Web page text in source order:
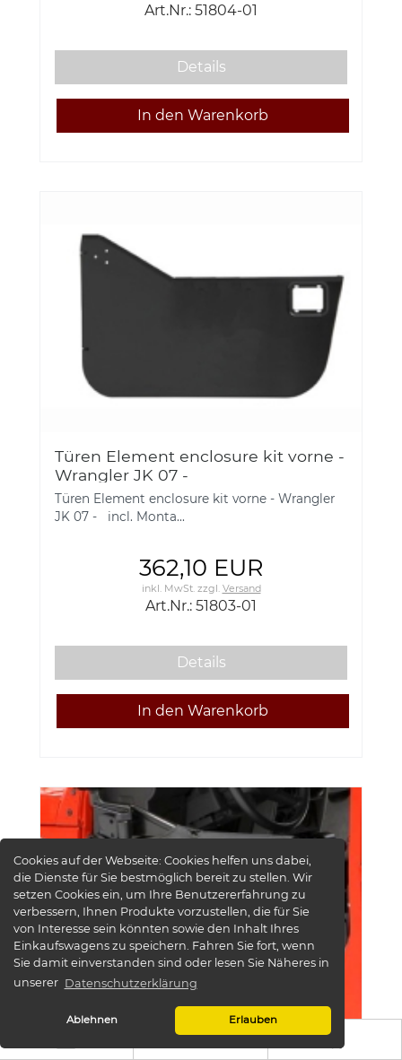
Cookies auf der Webseite:Cookies helfen uns dabei,
die Dienste für Sie bestmöglich bereit zu stellen. Wir
setzen Cookies ein, um Ihre Benutzererfahrung zu
verbessern, Ihnen Produkte vorzustellen, die für Sie
von Interesse sein könnten sowie den Inhalt Ihres
Einkaufswagens zu speichern. Fahren Sie fort, wenn
Sie damit einverstanden sind oder lesen Sie Näheres in
unserer Datenschutzerklärung
Ablehnen Erlauben
Art.Nr.: 51804-01
Details
Türen Element enclosure kit vorne -
Wrangler JK 07 -
Türen Element enclosure kit vorne - Wrangler
JK 07 - incl. Monta...
362,10 EUR
inkl. MwSt.zzgl. Versand
Art.Nr.: 51803-01
Details
Türen Element Half Doors hinten